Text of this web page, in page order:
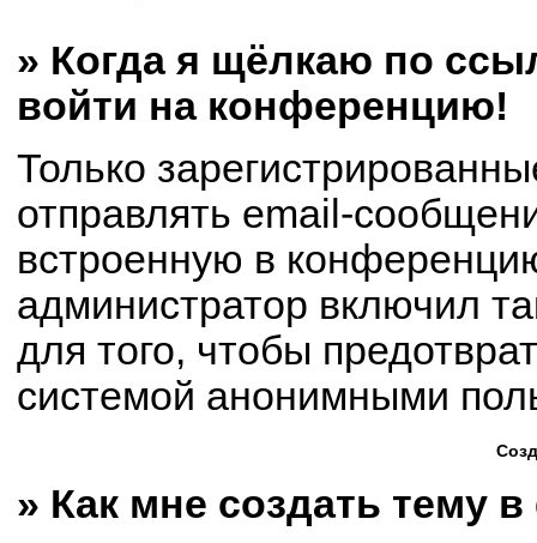
» Когда я щёлкаю по
войти на конференцию!
Только
отправлять email-
встроенную в
администратор включил
для того, чтобы
системой анонимными
» Как мне создать тему